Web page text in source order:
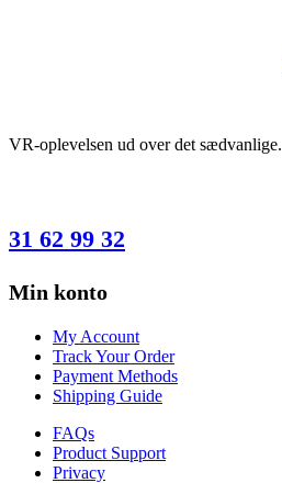
VR-oplevelsen ud over det sædvanlige.
31 62 99 32
Min konto
My Account
Track Your Order
Payment Methods
Shipping Guide
FAQs
Product Support
Privacy